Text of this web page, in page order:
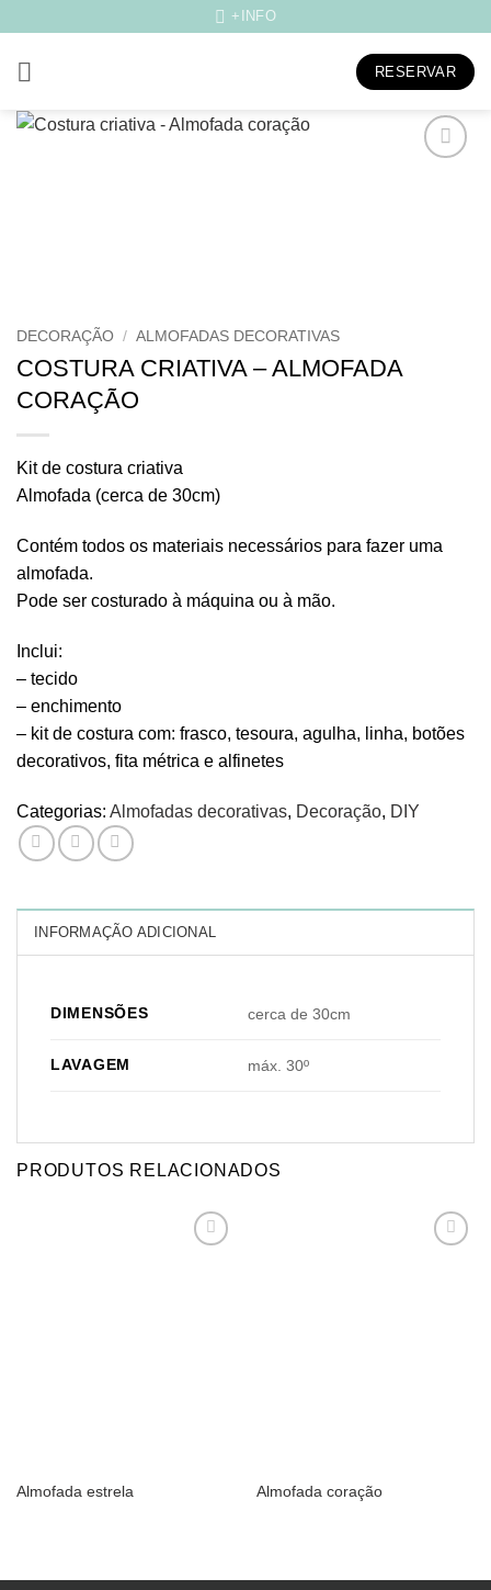
content
+INFO
RESERVAR
DECORAÇÃO / ALMOFADAS DECORATIVAS
COSTURA CRIATIVA – ALMOFADA
CORAÇÃO
Kit de costura criativa
Almofada (cerca de 30cm)
Contém todos os materiais necessários para fazer uma
almofada.
Pode ser costurado à máquina ou à mão.
Inclui:
– tecido
– enchimento
– kit de costura com: frasco, tesoura, agulha, linha, botões
decorativos, fita métrica e alfinetes
Categorias: Almofadas decorativas, Decoração, DIY
INFORMAÇÃO ADICIONAL
DIMENSÕES cerca de 30cm
LAVAGEM máx. 30º
PRODUTOS RELACIONADOS
Almofada estrela Almofada coração